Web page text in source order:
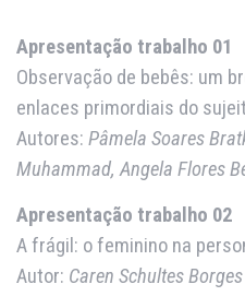
Apresentação trabalho 01
Observação de bebês: um
enlaces primordiais do
Autores: Pâmela Soares
Muhammad, Angela Flores
Apresentação trabalho 02
A frágil: o feminino na
Autor: Caren Schultes Borges